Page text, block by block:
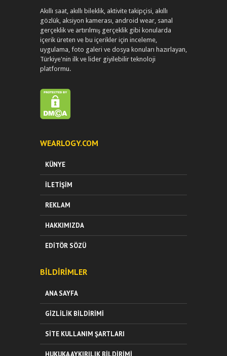
Akıllı saat, akıllı bileklik, aktivite takipçisi, akıllı
gözlük, aksiyon kamerası, android wear, sanal
gerçeklik ve artırılmış gerçeklik gibi konularda
içerik üreten ve bu içerikler için inceleme,
uygulama, foto galeri ve dosya konuları hazırlayan,
Türkiye'nin ilk ve lider giyilebilir teknoloji
platformu.
WEARLOGY.COM
KÜNYE
İLETIŞIM
REKLAM
HAKKIMIZDA
EDITÖR SÖZÜ
BILDIRIMLER
ANA SAYFA
GIZLILIK BILDIRIMI
SITE KULLANIM ŞARTLARI